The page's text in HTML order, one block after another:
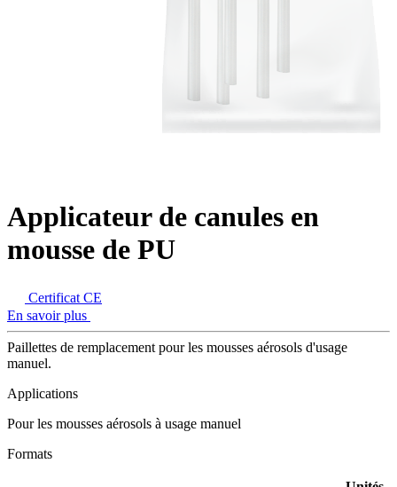
Applicateur de canules en
mousse de PU
Certificat CE
En savoir plus
Paillettes de remplacement pour les mousses aérosols d'usage
manuel.
Applications
Pour les mousses aérosols à usage manuel
Formats